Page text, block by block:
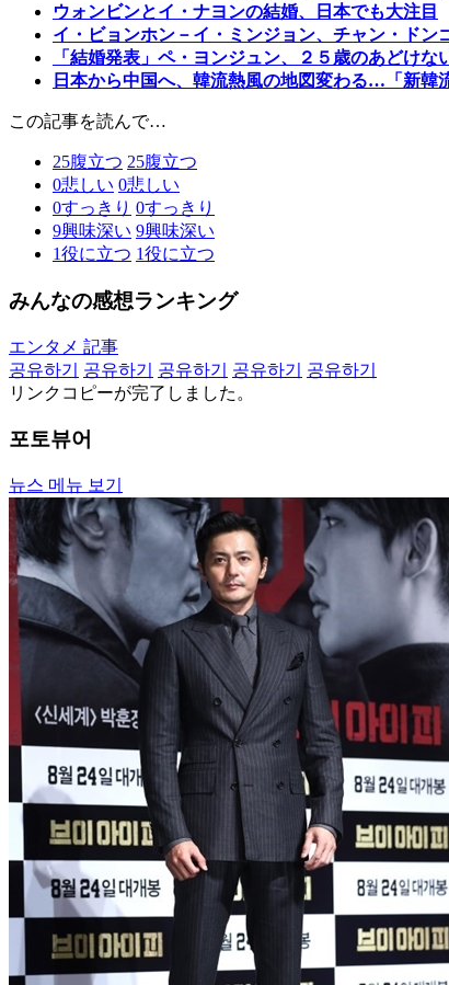
ウォンビンとイ・ナヨンの結婚、日本でも大注目
イ・ビョンホン－イ・ミンジョン、チャン・ド
「結婚発表」ペ・ヨンジュン、２５歳のあどけな
日本から中国へ、韓流熱風の地図変わる…「新韓
この記事を読んで…
25腹立つ 25腹立つ
0悲しい 0悲しい
0すっきり 0すっきり
9興味深い 9興味深い
1役に立つ 1役に立つ
みんなの感想ランキング
エンタメ 記事
공유하기
공유하기 공유하기 공유하기
공유하기
リンクコピーが完了しました。
포토뷰어
뉴스 메뉴 보기